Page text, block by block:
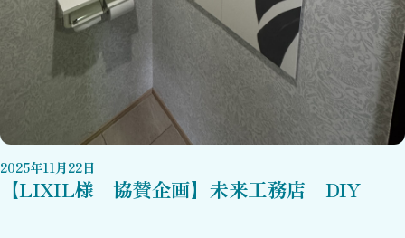
2025年11月22日
【LIXIL様 協賛企画】未来工務店 DIY